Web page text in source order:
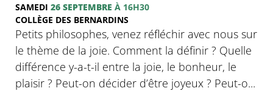
SAMEDI 26 SEPTEMBRE À 16H30
COLLÈGE DES BERNARDINS
Petits philosophes, venez réfléchir avec nous sur
le thème de la joie. Comment la définir ? Quelle
différence y-a-t-il entre la joie, le bonheur, le
plaisir ? Peut-on décider d’être joyeux ? Peut-o...